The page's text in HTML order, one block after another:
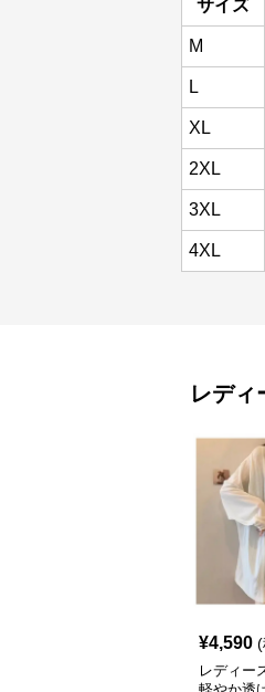
サイズ
M
L
XL
2XL
3XL
4XL
レディ
¥4,590 (
レディー